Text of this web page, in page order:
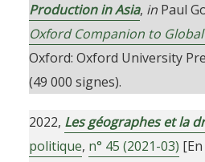
Production in Asia, in Paul
Oxford Companion to
Oxford: Oxford University
(49 000 signes).
2022, Les géographes et la
politique, n° 45 (2021-03)